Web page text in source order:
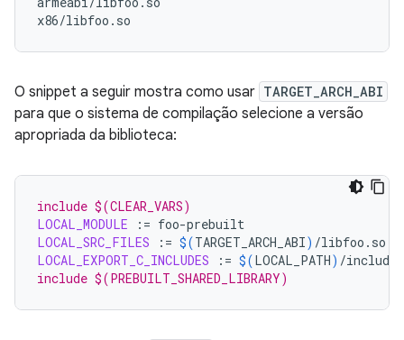
O snippet a seguir mostra como usar TARGET_ARCH_ABI
para que o sistema de compilação selecione a versão
apropriada da biblioteca:
include $(CLEAR_VARS)
LOCAL_MODULE
:=
LOCAL_SRC_FILES
:= $(TARGET_ARCH_ABI)
LOCAL_EXPORT_C_INCLUDES
:= $(LOCAL_PATH)
include $(PREBUILT_SHARED_LIBRARY)